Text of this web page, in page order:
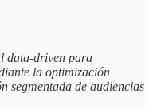
data-driven para
la optimización
segmentada de audiencias